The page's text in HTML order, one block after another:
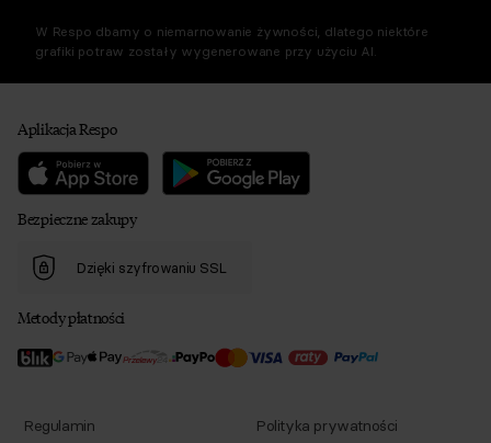
W Respo dbamy o niemarnowanie żywności, dlatego niektóre
grafiki potraw zostały wygenerowane przy użyciu AI.
Aplikacja Respo
Bezpieczne zakupy
Dzięki szyfrowaniu SSL
Metody płatności
Regulamin Polityka prywatności